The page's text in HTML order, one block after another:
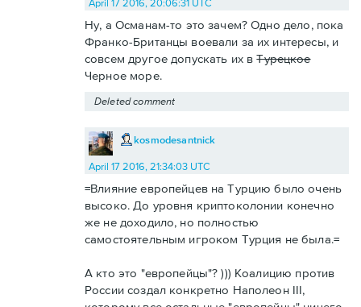
April 17 2016, 20:06:31 UTC
Ну, а Османам-то это зачем? Одно дело, пока
Франко-Британцы воевали за их интересы, и
совсем другое допускать их вТурецкое
Черное море.
Deleted comment
kosmodesantnick
April 17 2016, 21:34:03 UTC
=Влияние европейцев на Турцию было очень
высоко. До уровня криптоколонии конечно
же не доходило, но полностью
самостоятельным игроком Турция не была.=
А кто это "европейцы"? ))) Коалицию против
России создал конкретно Наполеон III,